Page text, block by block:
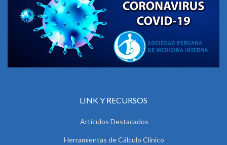
LINK Y RECURSOS
Artículos Destacados
Herramientas de Cálculo Clínico